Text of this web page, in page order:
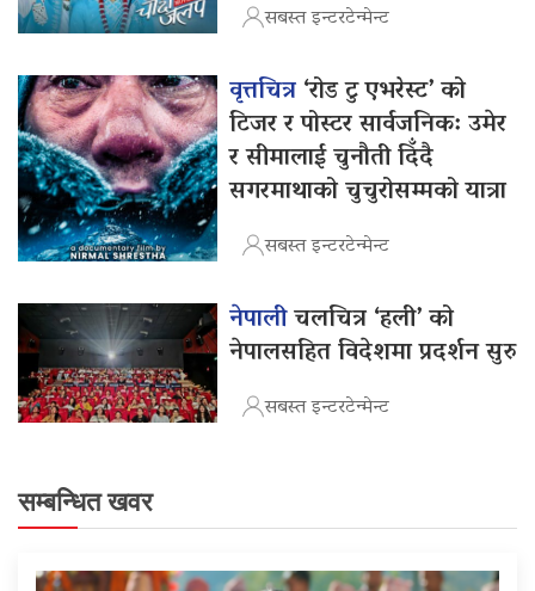
सबस्त इन्टरटेन्मेन्ट
वृत्तचित्र‘रोड टु एभरेस्ट’ को
टिजर र पोस्टर सार्वजनिक: उमेर
र सीमालाई चुनौती दिँदै
सगरमाथाको चुचुरोसम्मको यात्रा
सबस्त इन्टरटेन्मेन्ट
नेपालीचलचित्र ‘हली’ को
नेपालसहित विदेशमा प्रदर्शन सुरु
सबस्त इन्टरटेन्मेन्ट
सम्बन्धित खवर